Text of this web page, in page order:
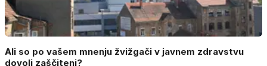
Ali so po vašem mnenju žvižgači v javnem zdravstvu
dovolj zaščiteni?